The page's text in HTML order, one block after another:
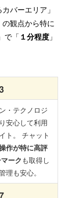
バーエリア」
の観点から特に
で「１分程度 」